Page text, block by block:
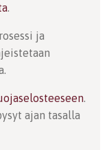
.
ja
.
ajan tasalla